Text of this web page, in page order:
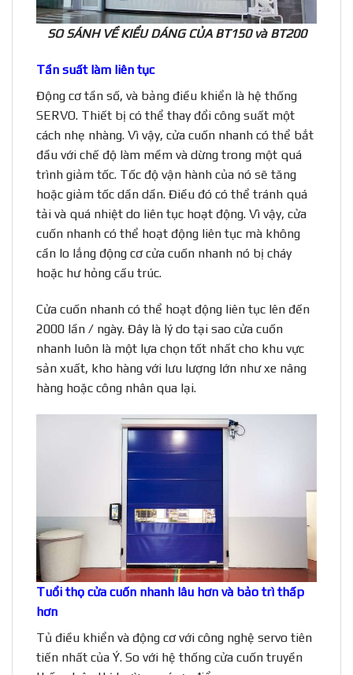
SO SÁNH VỀ KIỂU DÁNG CỦA BT150 và BT200
Tần suất làm liên tục
Động cơ tần số, và bảng điều khiển là hệ thống
SERVO. Thiết bị có thể thay đổi công suất một
cách nhẹ nhàng. Vì vậy, cửa cuốn nhanh có thể bắt
đầu với chế độ làm mềm và dừng trong một quá
trình giảm tốc. Tốc độ vận hành của nó sẽ tăng
hoặc giảm tốc dần dần. Điều đó có thể tránh quá
tải và quá nhiệt do liên tục hoạt động. Vì vậy, cửa
cuốn nhanh có thể hoạt động liên tục mà không
cần lo lắng động cơ cửa cuốn nhanh nó bị cháy
hoặc hư hỏng cấu trúc.
Cửa cuốn nhanh có thể hoạt động liên tục lên đến
2000 lần / ngày. Đây là lý do tại sao cửa cuốn
nhanh luôn là một lựa chọn tốt nhất cho khu vực
sản xuất, kho hàng với lưu lượng lớn như xe nâng
hàng hoặc công nhân qua lại.
Tuổi thọ cửa cuốn nhanh lâu hơn và bảo trì thấp
hơn
Tủ điều khiển và động cơ với công nghệ servo tiên
tiến nhất của Ý. So với hệ thống cửa cuốn truyền